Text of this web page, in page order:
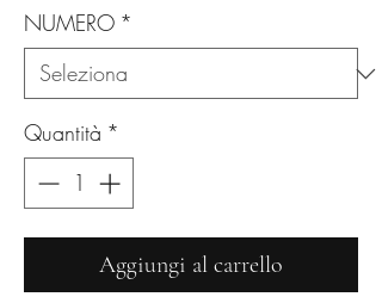
NUMERO *
Quantità *
Aggiungi al carrello